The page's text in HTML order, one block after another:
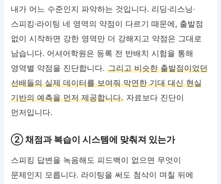
내가 어느 수준인지 파악하는 것입니다. 리딩·리스닝·
스피킹·라이팅 네 영역의 약점이 다르기 때문에, 출발점
없이 시작하면 강한 영역만 더 강해지고 약점은 그대로
남습니다. 어셔어학원은 등록 전 반배치 시험을 통해
영역별 약점을 진단합니다.그리고 비슷한 출발점이었던
선배들의 실제 데이터를 보여줘 막연한 기대 대신 현실
기반의 예측을 먼저 제공합니다. 자료보다 진단이
먼저입니다.
② 채점과 복습이 시스템에 맞춰져 있는가
스피킹 답변을 녹음해도 피드백이 없으면 무엇이
문제인지 모릅니다. 라이팅을 써도 첨삭이 며칠 뒤에